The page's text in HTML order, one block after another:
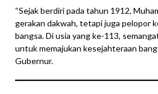
“Sejak berdiri pada tahun 1912,
gerakan dakwah, tetapi juga pelopor
bangsa. Di usia yang ke-113,
untuk memajukan kesejahteraan
Gubernur.